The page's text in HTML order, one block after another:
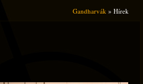
Gandharvák » Hírek